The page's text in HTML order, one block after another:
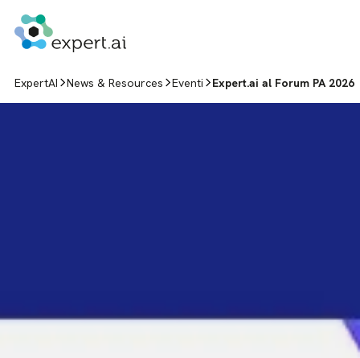
ExpertAI News & Resources Eventi Expert.ai al Forum PA 2026